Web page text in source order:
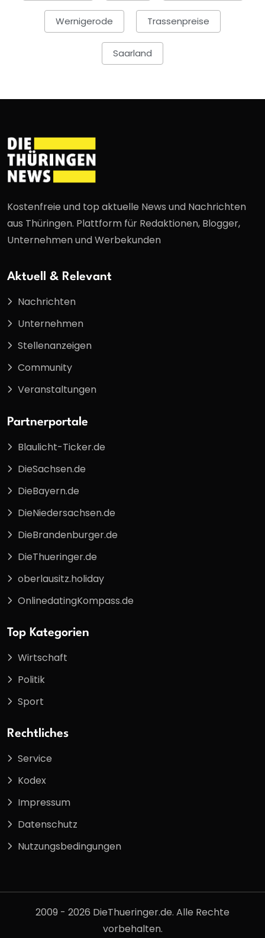
Wernigerode Trassenpreise
Saarland
Kostenfreie und top aktuelle News und Nachrichten
aus Thüringen. Plattform für Redaktionen, Blogger,
Unternehmen und Werbekunden
Aktuell & Relevant
Nachrichten
Unternehmen
Stellenanzeigen
Community
Veranstaltungen
Partnerportale
Blaulicht-Ticker.de
DieSachsen.de
DieBayern.de
DieNiedersachsen.de
DieBrandenburger.de
DieThueringer.de
oberlausitz.holiday
OnlinedatingKompass.de
Top Kategorien
Wirtschaft
Politik
Sport
Rechtliches
Service
Kodex
Impressum
Datenschutz
Nutzungsbedingungen
2009 - 2026 DieThueringer.de. Alle Rechte
vorbehalten.